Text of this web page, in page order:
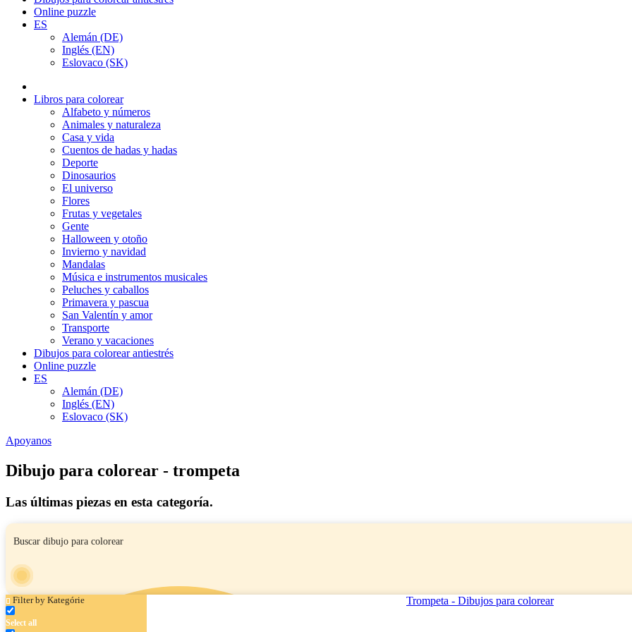
Online puzzle
ES
Alemán (DE)
Inglés (EN)
Eslovaco (SK)
Libros para colorear
Alfabeto y números
Animales y naturaleza
Casa y vida
Cuentos de hadas y hadas
Deporte
Dinosaurios
El universo
Flores
Frutas y vegetales
Gente
Halloween y otoño
Invierno y navidad
Mandalas
Música e instrumentos musicales
Peluches y caballos
Primavera y pascua
San Valentín y amor
Transporte
Verano y vacaciones
Dibujos para colorear antiestrés
Online puzzle
ES
Alemán (DE)
Inglés (EN)
Eslovaco (SK)
Apoyanos
Dibujo para colorear - trompeta
Las últimas piezas en esta categoría.
Filter by Kategórie
Select all